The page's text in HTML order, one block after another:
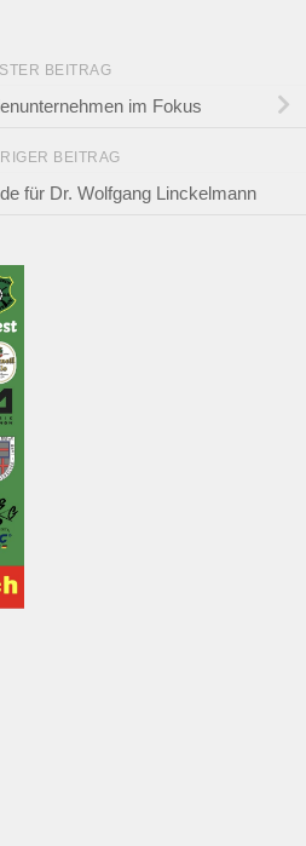
BEITRAG
im Fokus
BEITRAG
für Dr. Wolfgang Linckelmann